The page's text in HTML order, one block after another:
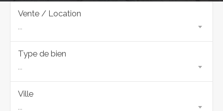
Vente / Location
...
Type de bien
...
Ville
...